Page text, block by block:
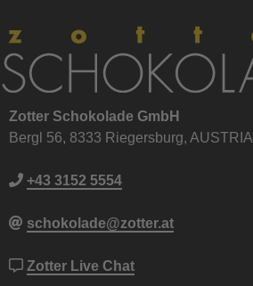
Zotter Schokolade GmbH
Bergl 56, 8333 Riegersburg, AUSTRIA
+43 3152 5554
schokolade@zotter.at
Zotter Live Chat